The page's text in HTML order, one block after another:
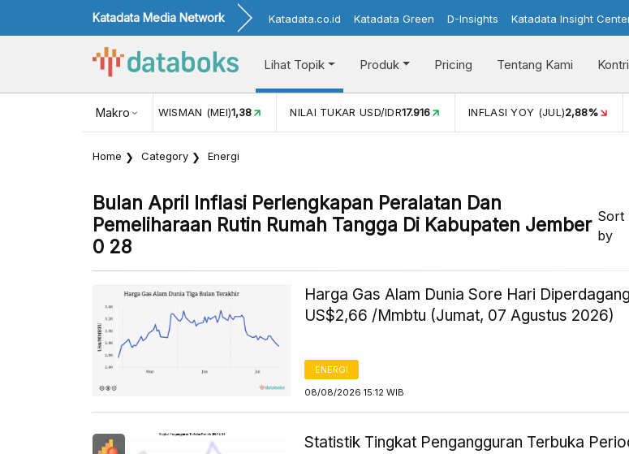
Katadata Media Network Katadata.co.id Katadata Green D-Insights Katadata Insight
Lihat Topik Produk Pricing Tentang Kami
Makro
KUNJUNGAN WISMAN (MEI)1,38 NILAI TUKAR USD/IDR17.916 INFLASI YOY (JUL)2,88%
Home Category Energi
Bulan April Inflasi Perlengkapan Peralatan Dan
Pemeliharaan Rutin Rumah Tangga Di Kabupaten Jember
0 28
Sort
by
Harga Gas Alam Dunia Sore Hari
US$2,66 /Mmbtu (Jumat, 07 Agustus 2026)
ENERGI
08/08/2026 15:12 WIB
Statistik Tingkat Pengangguran Terbuka